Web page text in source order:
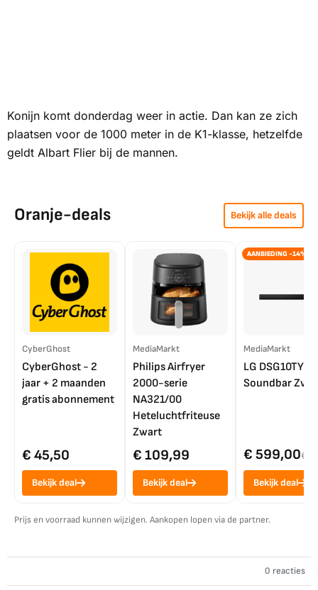
Konijn komt donderdag weer in actie. Dan kan ze zich
plaatsen voor de 1000 meter in de K1-klasse, hetzelfde
geldt Albart Flier bij de mannen.
Oranje-deals Bekijk alle deals
CyberGhost
CyberGhost - 2
jaar + 2 maanden
gratis abonnement
€ 45,50
Bekijk deal
MediaMarkt
Philips Airfryer
2000-serie
NA321/00
Heteluchtfriteuse
Zwart
€ 109,99
Bekijk deal
AANBIEDING -14%
MediaMarkt
LG DSG10TY
Soundbar
€ 599,00€
Bekijk deal
Prijs en voorraad kunnen wijzigen. Aankopen lopen via de partner.
0 reacties